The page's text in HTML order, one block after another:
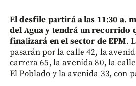
El desfile partirá a las 11:30 a.
del Agua y tendrá un recorrido
finalizará en el sector de EPM.
pasarán por la calle 42, la
carrera 65, la avenida 80, la
El Poblado y la avenida 33, con